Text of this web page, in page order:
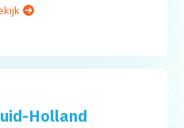
Holland